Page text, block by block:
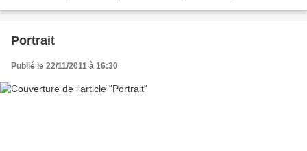
Portrait
Publié le 22/11/2011 à 16:30